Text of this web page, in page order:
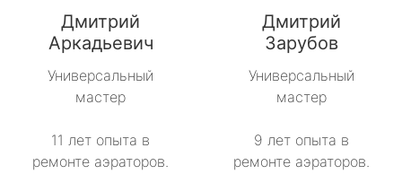
Дмитрий
Аркадьевич
Универсальный
мастер
11 лет опыта в
ремонте аэраторов.
Дмитрий
Зарубов
Универсальный
мастер
9 лет опыта в
ремонте аэраторов.